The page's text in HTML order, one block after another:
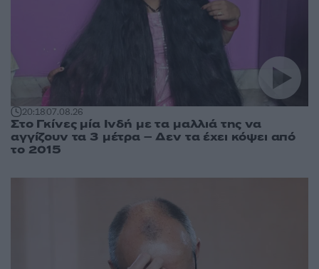
20:1807.08.26
Στο Γκίνες μία Ινδή με τα μαλλιά της να
αγγίζουν τα 3 μέτρα – Δεν τα έχει κόψει από
το 2015